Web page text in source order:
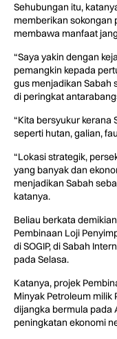
Sehubungan itu,
memberikan sokongan
membawa manfaat
“Saya yakin dengan
pemangkin kepada
gus menjadikan Sabah
di peringkat
“Kita bersyukur kerana
seperti hutan, galian,
“Lokasi strategik,
yang banyak dan
menjadikan Sabah
katanya.
Beliau berkata
Pembinaan Loji
di SOGIP, di Sabah
pada Selasa.
Katanya, projek
Minyak Petroleum milik
dijangka bermula pada
peningkatan ekonomi